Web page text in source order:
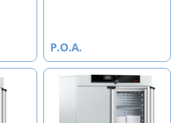
P.O.A.